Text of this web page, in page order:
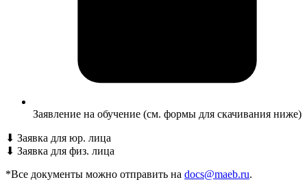
Заявление на обучение (см. формы для скачивания ниже)
⬇ Заявка для юр. лица
⬇ Заявка для физ. лица
*Все документы можно отправить на docs@maeb.ru.